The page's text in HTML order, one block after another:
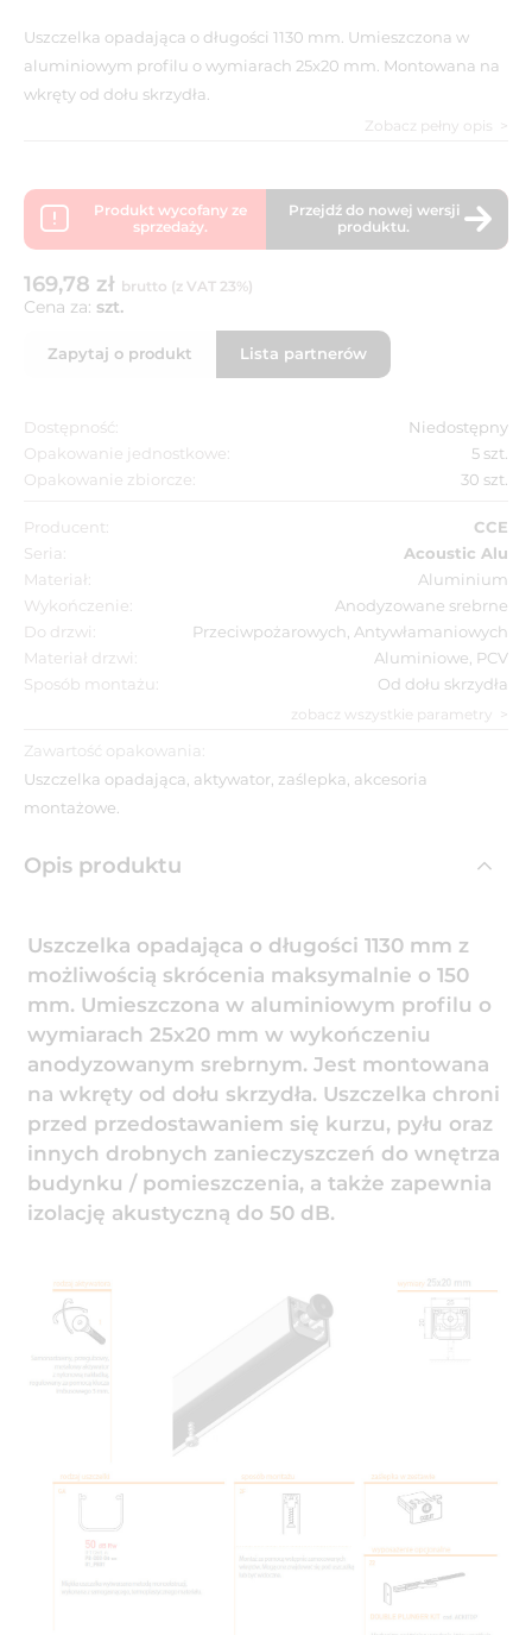
Uszczelka opadająca o długości 1130 mm. Umieszczona w
aluminiowym profilu o wymiarach 25x20 mm. Montowana na
wkręty od dołu skrzydła.
Zobacz pełny opis
Produkt wycofany ze
sprzedaży.
Przejdź do nowej wersji
produktu.
169,78 zł brutto (z VAT 23%)
Cena za: szt.
Zapytaj o produkt Lista partnerów
Dostępność:
Niedostępny
Opakowanie jednostkowe:
5 szt.
Opakowanie zbiorcze:
30 szt.
Producent:
CCE
Seria:
Acoustic Alu
Materiał:
Aluminium
Wykończenie:
Anodyzowane srebrne
Do drzwi:
Przeciwpożarowych, Antywłamaniowych
Materiał drzwi:
Aluminiowe, PCV
Sposób montażu:
Od dołu skrzydła
zobacz wszystkie parametry
Zawartość opakowania:
Uszczelka opadająca, aktywator, zaślepka, akcesoria
montażowe.
Opis produktu
Uszczelka opadająca o długości 1130 mm z
możliwością skrócenia maksymalnie o 150
mm. Umieszczona w aluminiowym profilu o
wymiarach 25x20 mm w wykończeniu
anodyzowanym srebrnym. Jest montowana
na wkręty od dołu skrzydła. Uszczelka chroni
przed przedostawaniem się kurzu, pyłu oraz
innych drobnych zanieczyszczeń do wnętrza
budynku / pomieszczenia, a także zapewnia
izolację akustyczną do 50 dB.